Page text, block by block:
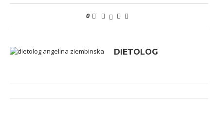
0
DIETOLOG